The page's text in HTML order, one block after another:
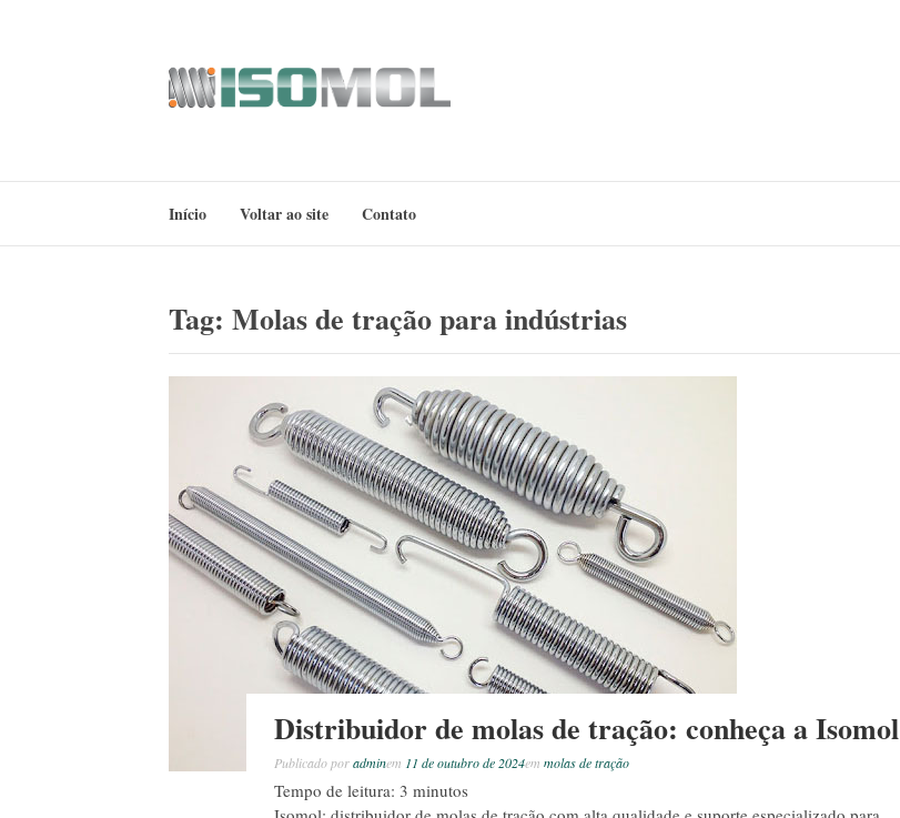
Início Voltar ao site Contato
Tag: Molas de tração para indústrias
Distribuidor de molas de tração: conheça a Isomol
Publicado poradminem 11 de outubro de 2024em molas de tração
Tempo de leitura: 3 minutos